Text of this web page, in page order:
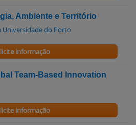
Ambiente e Território
Universidade do Porto
informação
Team-Based Innovation
informação